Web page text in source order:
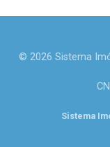
© 2026 Sistema
Sistema